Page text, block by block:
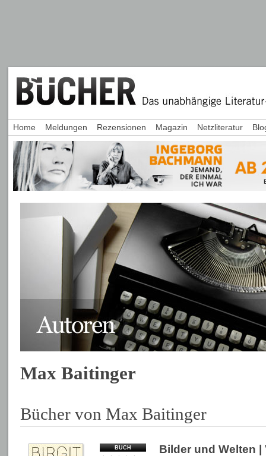
Max Baitinger
Bücher von Max Baitinger
BUCH Bilder und Welten
Home Meldungen Rezensionen Magazin Netzliteratur